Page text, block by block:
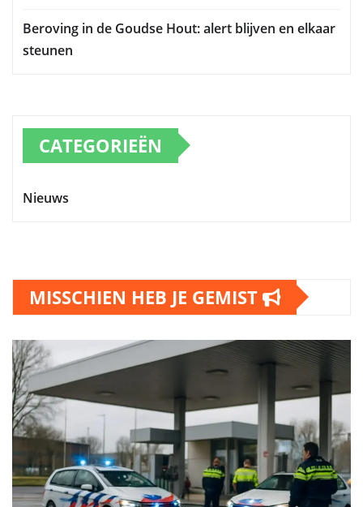
Beroving in de Goudse Hout: alert blijven en elkaar
steunen
CATEGORIEËN
Nieuws
MISSCHIEN HEB JE GEMIST